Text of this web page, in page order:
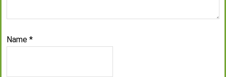
Name *